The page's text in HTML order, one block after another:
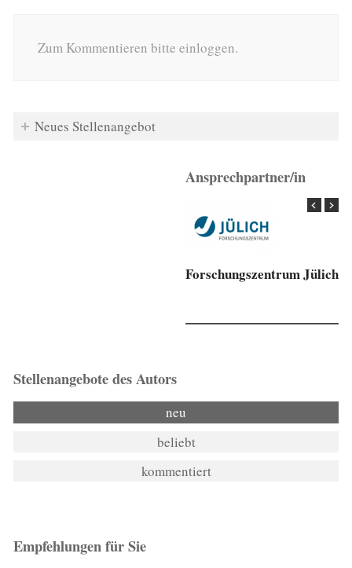
Zum Kommentieren bitte einloggen.
Neues Stellenangebot
Ansprechpartner/in
Forschungszentrum Jülich
Stellenangebote des Autors
neu
beliebt
kommentiert
Empfehlungen für Sie